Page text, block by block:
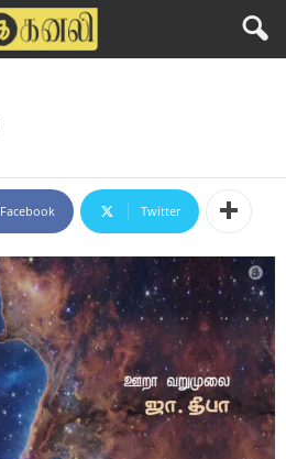
Facebook Twitter